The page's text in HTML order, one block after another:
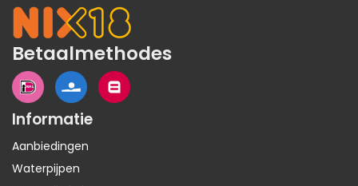
Betaalmethodes
Informatie
Aanbiedingen
Waterpijpen